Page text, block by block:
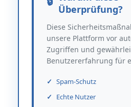
Überprüfung?
Diese
unsere Plattform vor
Zugriffen und
Benutzererfahrung für
Spam-Schutz
Echte Nutzer